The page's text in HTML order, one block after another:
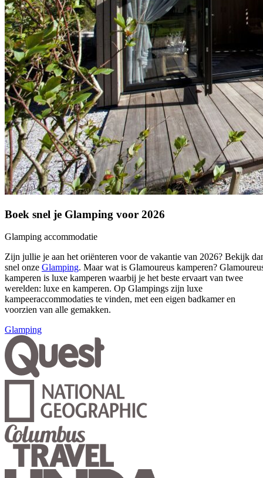
Boek snel je Glamping voor 2026
Glamping accommodatie
Zijn jullie je aan het oriënteren voor de vakantie van 2026? Bekijk
snel onze Glamping. Maar wat is Glamoureus kamperen?
kamperen is luxe kamperen waarbij je het beste ervaart van twee
werelden: luxe en kamperen. Op Glampings zijn luxe
kampeeraccommodaties te vinden, met een eigen badkamer en
voorzien van alle gemakken.
Glamping